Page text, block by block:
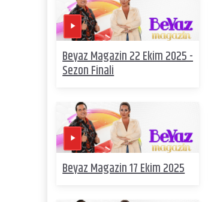
Beyaz Magazin 22 Ekim 2025 -
Sezon Finali
Beyaz Magazin 17 Ekim 2025